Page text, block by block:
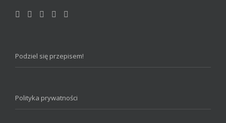
Podziel się przepisem!
Polityka prywatności